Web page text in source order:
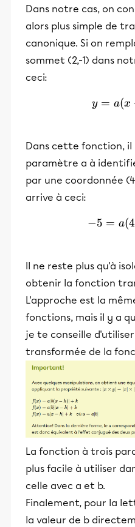
Dans notre cas, on
alors plus simple de
canonique. Si on
sommet (2,-1) dans
ceci:
y = a(x
Dans cette fonction, il
paramètre a à
par une coordonnée
arrive à ceci:
−5 = a(4
Il ne reste plus qu'à
obtenir la fonction
L'approche est la
fonctions, mais il y a
je te conseille
transformée de la
La fonction à trois
plus facile à utiliser
celle avec a et b.
Finalement, pour la
la valeur de b